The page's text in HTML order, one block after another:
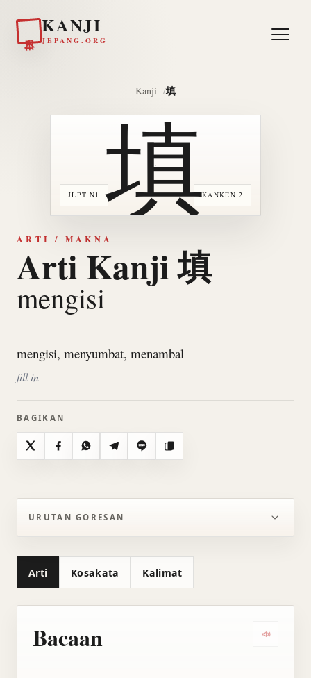
KANJI
JEPANG.ORG
Kanji 填
JLPT N1 KANKEN 2
填
ARTI / MAKNA
Arti Kanji 填
mengisi
mengisi, menyumbat, menambal
fill in
BAGIKAN
X FacebookWhatsAppTelegramLine Salin
URUTAN GORESAN
Arti Kosakata Kalimat
Bacaan